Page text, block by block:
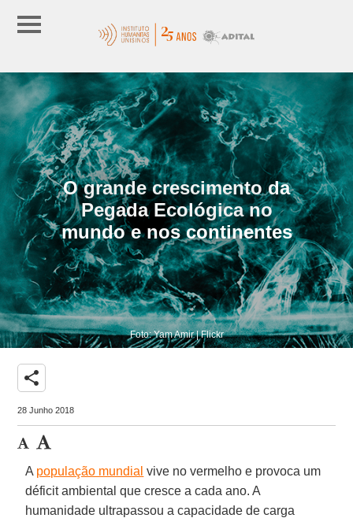
O grande crescimento da
Pegada Ecológica no
mundo e nos continentes
Foto: Yam Amir | Flickr
share
28 Junho 2018
A população mundial vive no vermelho e provoca um
déficit ambiental que cresce a cada ano. A
humanidade ultrapassou a capacidade de carga